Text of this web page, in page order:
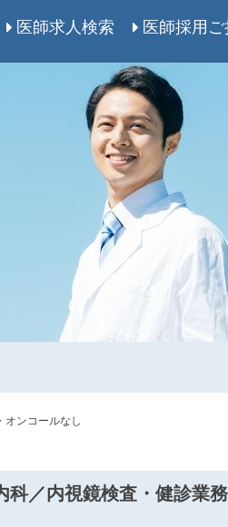
医師求人検索 医師採用
オンコールなし
／内視鏡検査・健診業